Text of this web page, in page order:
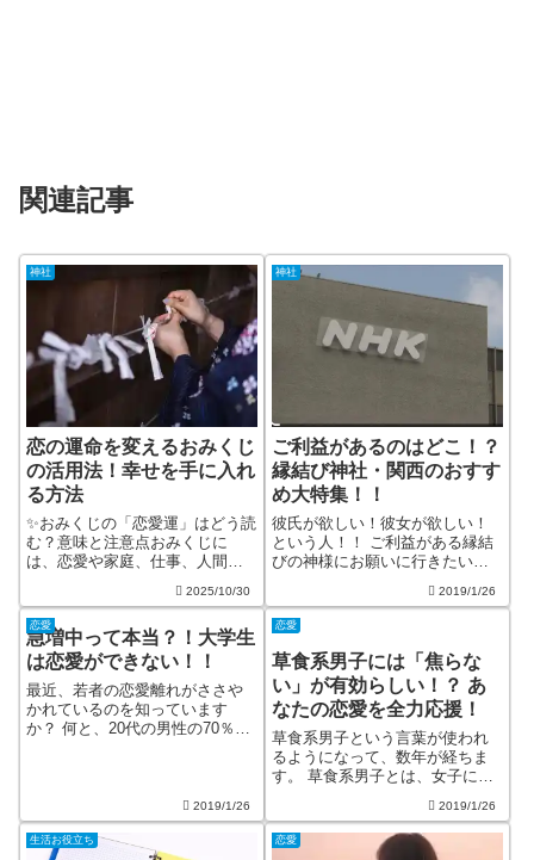
関連記事
神社
恋の運命を変えるおみくじ
の活用法！幸せを手に入れ
る方法
✨おみくじの「恋愛運」はどう読
む？意味と注意点おみくじに
は、恋愛や家庭、仕事、人間関
ています。その中の「恋愛運」
は、多くの人が最も気になる部
分の一つですよね。しかし、大
吉や吉などの結果だけで一喜一
憂してしまうのは...
2025/10/30
神社
ご利益があるのはどこ！？
縁結び神社・関西のおすす
め大特集！！
彼氏が欲しい！彼女が欲しい！
という人！！ ご利益がある縁結
びの神様にお願いに行きたいと
く行くなら、すごいご利益があ
るとの口コミが多い神社に行き
たいですよね。 今回は、関西で
縁結びにご利益があるといわれ
る神社をご...
2019/1/26
恋愛
急増中って本当？！大学生
は恋愛ができない！！
最近、若者の恋愛離れがささや
かれているのを知っています
か？ 何と、20代の男性の70％、
は「恋人がいなくてもカッコ悪
いと思わない」「趣味が多いの
で、自分...
2019/1/26
恋愛
草食系男子には「焦らな
い」が有効らしい！？ あ
なたの恋愛を全力応援！
草食系男子という言葉が使われ
るようになって、数年が経ちま
す。 草食系男子とは、女子にモ
やアプローチをしない、手をつ
ないで歩かない…など、恋愛に
対して慎重でガツガツしていな
2019/1/26
生活お役立ち 恋愛